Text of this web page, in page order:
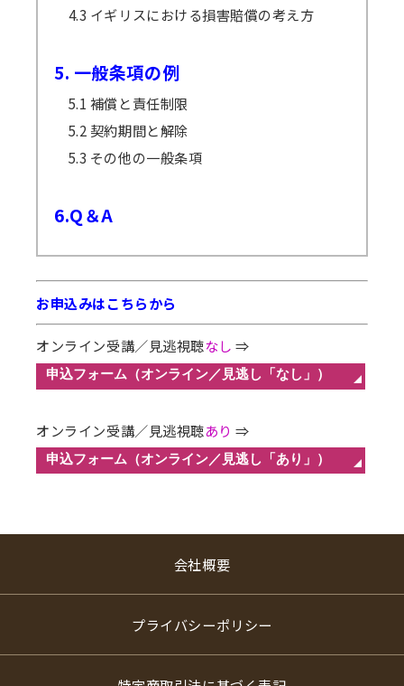
4.3 イギリスにおける損害賠償の考え方
5. 一般条項の例
5.1 補償と責任制限
5.2 契約期間と解除
5.3 その他の一般条項
6.Q＆A
お申込みはこちらから
オンライン受講／見逃視聴なし ⇒
オンライン受講／見逃視聴あり ⇒
会社概要
プライバシーポリシー